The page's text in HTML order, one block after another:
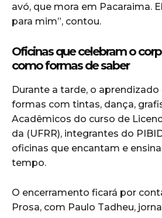
avó, que mora em Pacaraima.
para mim”, contou.
Oficinas que celebram o
como formas de saber
Durante a tarde, o aprendizado
formas com tintas, dança,
Acadêmicos do curso de
da (UFRR), integrantes do
oficinas que encantam e
tempo.
O encerramento ficará por
Prosa, com Paulo Tadheu,